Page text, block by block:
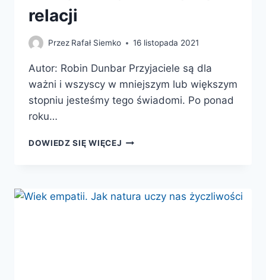
relacji
Przez Rafał Siemko 16 listopada 2021
Autor: Robin Dunbar Przyjaciele są dla
ważni i wszyscy w mniejszym lub większym
stopniu jesteśmy tego świadomi. Po ponad
roku…
DOWIEDZ SIĘ WIĘCEJ PRZYJACIELE.
NAJWAŻNIEJSZYCH